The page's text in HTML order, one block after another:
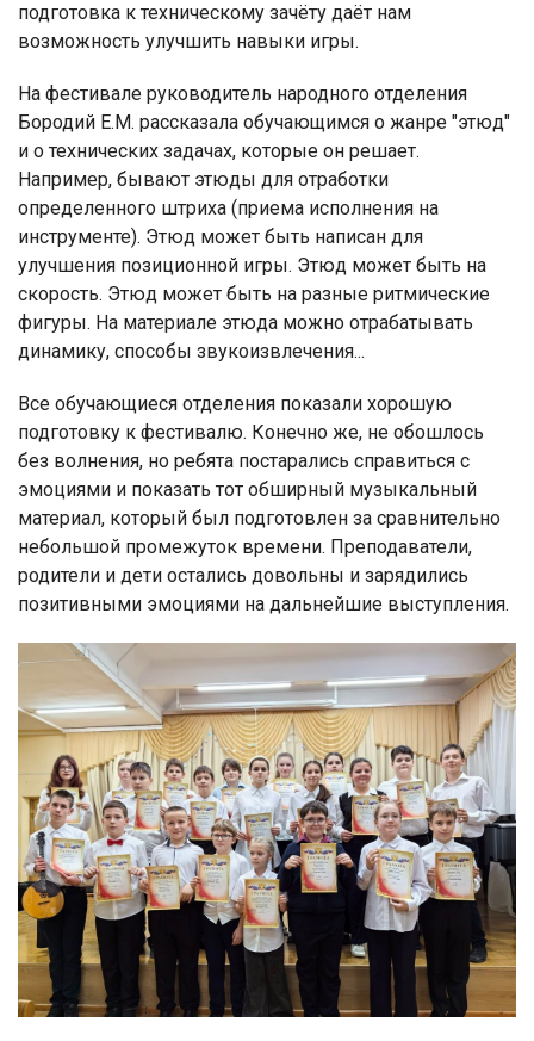
подготовка к техническому зачёту даёт нам
возможность улучшить навыки игры.
На фестивале руководитель народного отделения
Бородий Е.М. рассказала обучающимся о жанре "этюд"
и о технических задачах, которые он решает.
Например, бывают этюды для отработки
определенного штриха (приема исполнения на
инструменте). Этюд может быть написан для
улучшения позиционной игры. Этюд может быть на
скорость. Этюд может быть на разные ритмические
фигуры. На материале этюда можно отрабатывать
динамику, способы звукоизвлечения...
Все обучающиеся отделения показали хорошую
подготовку к фестивалю. Конечно же, не обошлось
без волнения, но ребята постарались справиться с
эмоциями и показать тот обширный музыкальный
материал, который был подготовлен за сравнительно
небольшой промежуток времени. Преподаватели,
родители и дети остались довольны и зарядились
позитивными эмоциями на дальнейшие выступления.